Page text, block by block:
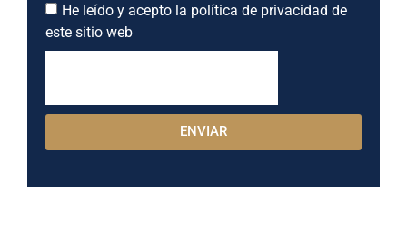
He leído y acepto la política de privacidad de
este sitio web
ENVIAR